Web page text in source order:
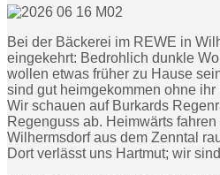
Bei der Bäckerei im REWE in
eingekehrt: Bedrohlich dunkle
wollen etwas früher zu Hause
sind gut heimgekommen ohne
Wir schauen auf Burkards
Regenguss ab. Heimwärts
Wilhermsdorf aus dem Zenntal
Dort verlässt uns Hartmut; wir